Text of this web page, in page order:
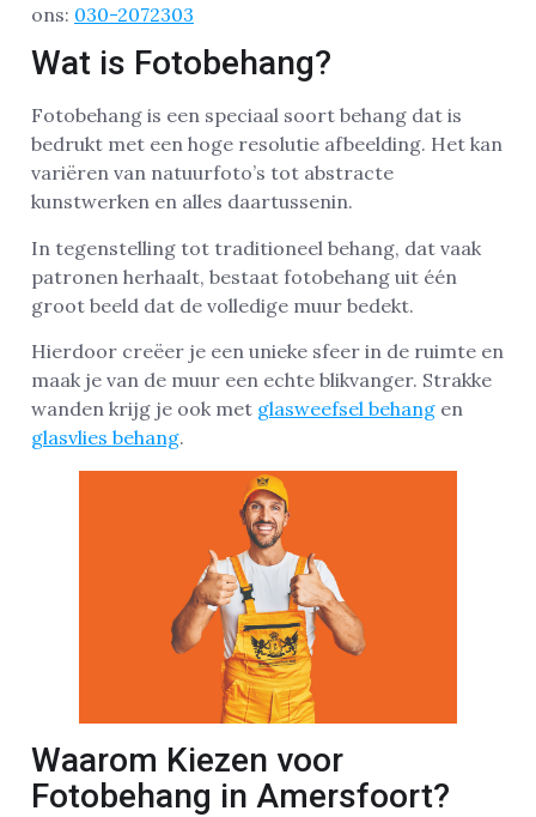
ons: 030-2072303
Wat is Fotobehang?
Fotobehang is een speciaal soort behang dat is
bedrukt met een hoge resolutie afbeelding. Het kan
variëren van natuurfoto’s tot abstracte
kunstwerken en alles daartussenin.
In tegenstelling tot traditioneel behang, dat vaak
patronen herhaalt, bestaat fotobehang uit één
groot beeld dat de volledige muur bedekt.
Hierdoor creëer je een unieke sfeer in de ruimte en
maak je van de muur een echte blikvanger. Strakke
wanden krijg je ook met glasweefsel behang en
glasvlies behang.
Waarom Kiezen voor
Fotobehang in Amersfoort?